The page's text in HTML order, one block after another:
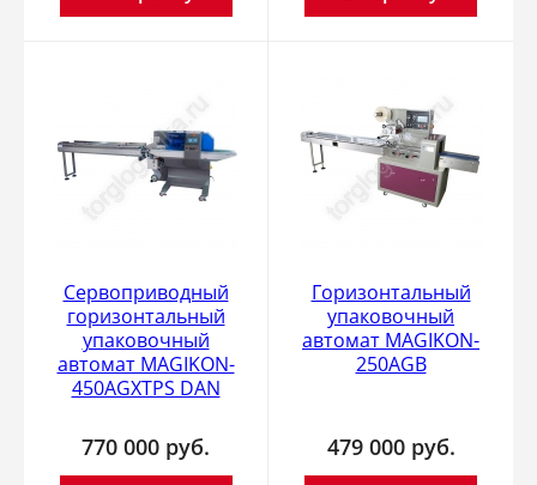
Сервоприводный
горизонтальный
упаковочный
автомат MAGIKON-
450AGXTPS DAN
770 000 руб.
Горизонтальный
упаковочный
автомат MAGIKON-
250AGB
479 000 руб.